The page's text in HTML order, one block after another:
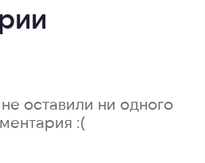
оставили ни одного
:(